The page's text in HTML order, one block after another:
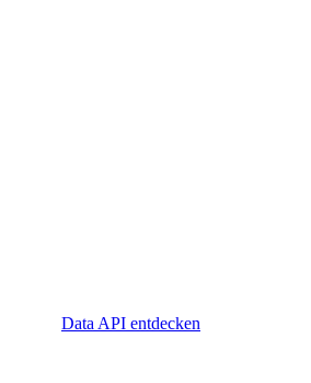
Data API entdecken